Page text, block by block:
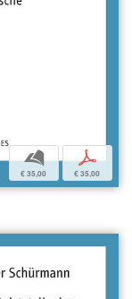
b
€ 35,00
p
€ 35,00